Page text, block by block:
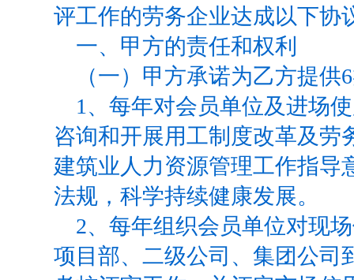
评工作的劳务企业达成以下协
一、甲方的责任和权利
（一）甲方承诺为乙方提供6
1、每年对会员单位及进场
咨询和开展用工制度改革及劳
建筑业人力资源管理工作指导
法规，科学持续健康发展。
2、每年组织会员单位对现
项目部、二级公司、集团公司